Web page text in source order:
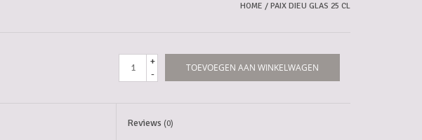
HOME / PAIX DIEU GLAS 25 CL
+
-
TOEVOEGEN AAN WINKELWAGEN
Reviews(0)